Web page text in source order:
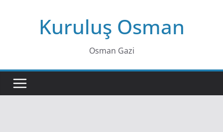
Kuruluş Osman
Osman Gazi